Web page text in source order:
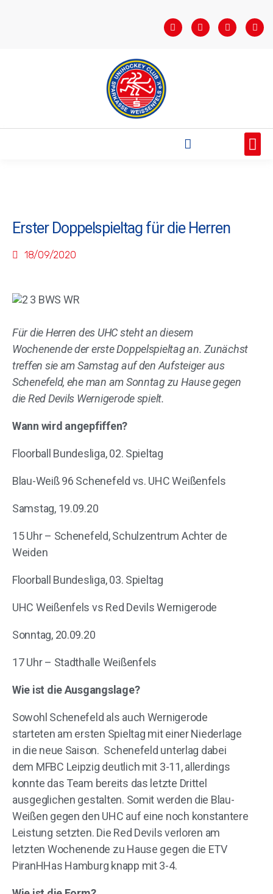
Erster Doppelspieltag für die Herren
18/09/2020
Für die Herren des UHC steht an diesem
Wochenende der erste Doppelspieltag an. Zunächst
treffen sie am Samstag auf den Aufsteiger aus
Schenefeld, ehe man am Sonntag zu Hause gegen
die Red Devils Wernigerode spielt.
Wann wird angepfiffen?
Floorball Bundesliga, 02. Spieltag
Blau-Weiß 96 Schenefeld vs. UHC Weißenfels
Samstag, 19.09.20
15 Uhr – Schenefeld, Schulzentrum Achter de
Weiden
Floorball Bundesliga, 03. Spieltag
UHC Weißenfels vs Red Devils Wernigerode
Sonntag, 20.09.20
17 Uhr – Stadthalle Weißenfels
Wie ist die Ausgangslage?
Sowohl Schenefeld als auch Wernigerode
starteten am ersten Spieltag mit einer Niederlage
in die neue Saison. Schenefeld unterlag dabei
dem MFBC Leipzig deutlich mit 3-11, allerdings
konnte das Team bereits das letzte Drittel
ausgeglichen gestalten. Somit werden die Blau-
Weißen gegen den UHC auf eine noch konstantere
Leistung setzten. Die Red Devils verloren am
letzten Wochenende zu Hause gegen die ETV
PiranHHas Hamburg knapp mit 3-4.